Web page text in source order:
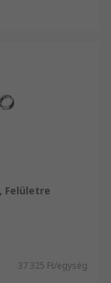
Felületre
37 325 Ft/egység